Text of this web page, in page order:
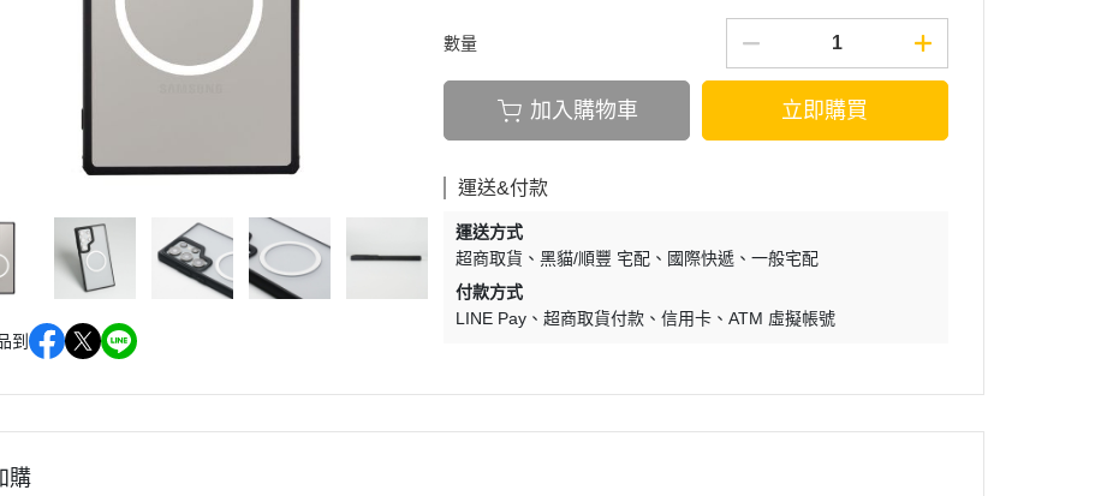
到
數量
加入購物車 立即購買
運送&付款
運送方式
超商取貨
黑貓/順豐 宅配 國際快遞
一般宅配
付款方式
LINE Pay
超商取貨付款 信用卡 ATM 虛擬帳號
購